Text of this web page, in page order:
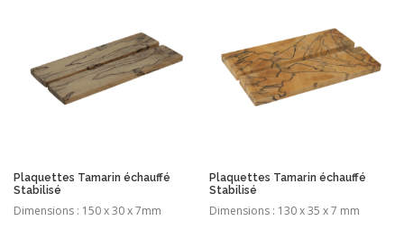
Plaquettes Tamarin échauffé
Stabilisé
Dimensions : 150 x 30 x 7mm
Plaquettes Tamarin échauffé
Stabilisé
Dimensions : 130 x 35 x 7 mm